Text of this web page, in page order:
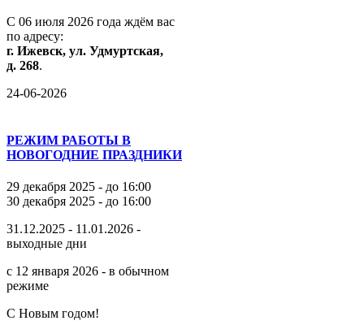
С 06 июля 2026 года ждём вас
по адресу:
г. Ижевск, ул. Удмуртская,
д. 268.
24-06-2026
РЕЖИМ РАБОТЫ В
НОВОГОДНИЕ ПРАЗДНИКИ
29 декабря 2025 - до 16:00
30 декабря 2025 - до 16:00
31.12.2025 - 11.01.2026 -
выходные дни
с 12 января 2026 - в обычном
режиме
С Новым годом!